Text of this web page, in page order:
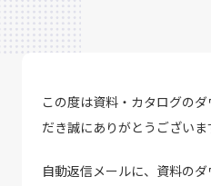
この度は資料・カタログの
だき誠にありがとうございま
自動返信メールに、資料の